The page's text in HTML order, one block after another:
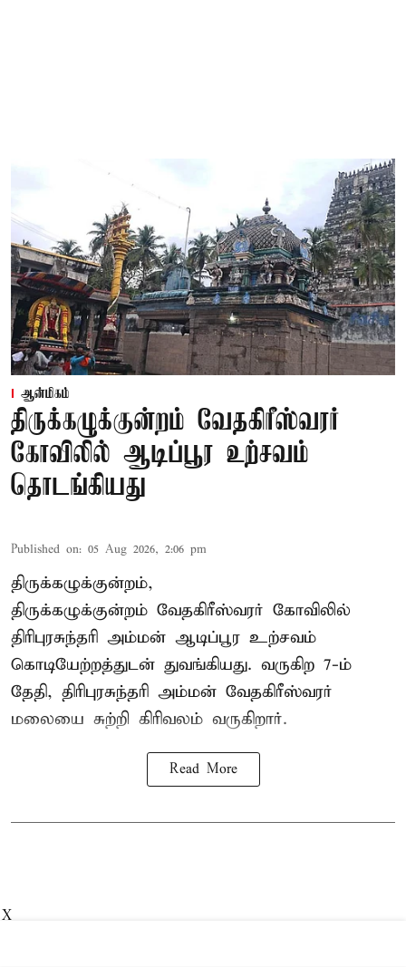
ஆன்மிகம்
திருக்கழுக்குன்றம் வேதகிரீஸ்வரர்
கோவிலில் ஆடிப்பூர உற்சவம்
தொடங்கியது
Published on: 05 Aug 2026, 2:06 pm
திருக்கழுக்குன்றம்,
திருக்கழுக்குன்றம் வேதகிரீஸ்வரர் கோவிலில்
திரிபுரசுந்தரி அம்மன் ஆடிப்பூர உற்சவம்
கொடியேற்றத்துடன் துவங்கியது. வருகிற 7-ம்
தேதி, திரிபுரசுந்தரி அம்மன் வேதகிரீஸ்வரர்
மலையை சுற்றி கிரிவலம் வருகிறார்.
Read More
X